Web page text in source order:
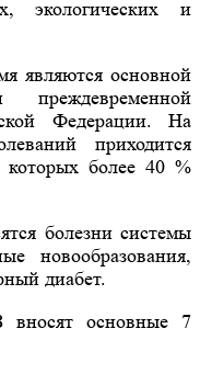
экологических и
являются основной
Федерации. На
приходится
которых более 40 %
болезни системы
новообразования,
диабет.
вносят основные 7